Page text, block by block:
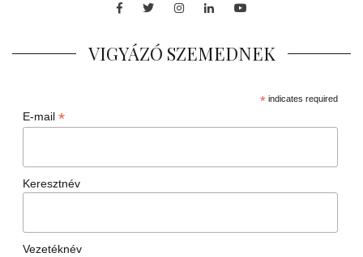
Facebook
TwitterInstagram
LinkedInYoutube
VIGYÁZÓ SZEMEDNEK
*indicates required
E-mail *
Keresztnév
Vezetéknév